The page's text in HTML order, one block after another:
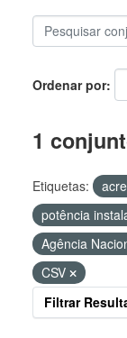
Ordenar por
1
Etiquetas:
potência
Agência
CSV
Filtrar